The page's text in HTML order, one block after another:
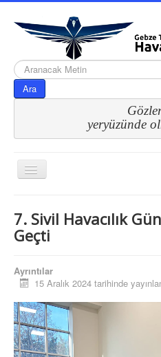
arama...
Ara
yeryüzünde
Gezinme
geçişini
Etkinliklerimiz
Sivil Havacılık Günü
7. Sivil Havacılık Günü Etkinliği
7. Sivil Havacılık
Geçti
Ayrıntılar
15 Aralık 2024 tarihinde